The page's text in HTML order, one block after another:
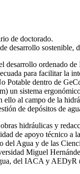
de doctorado.
desarrollo
desarrollo ordenado
para facilitar la
Potable dentro de
un sistema
ello al campo de la
de depósitos de
hidráulicas y
de apoyo técnico
Agua y de las
Miguel
del IACA y